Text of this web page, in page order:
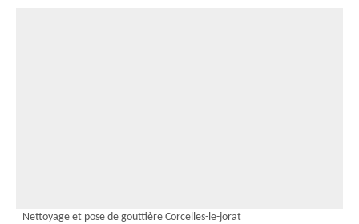
Nettoyage et pose de gouttière Corcelles-le-jorat